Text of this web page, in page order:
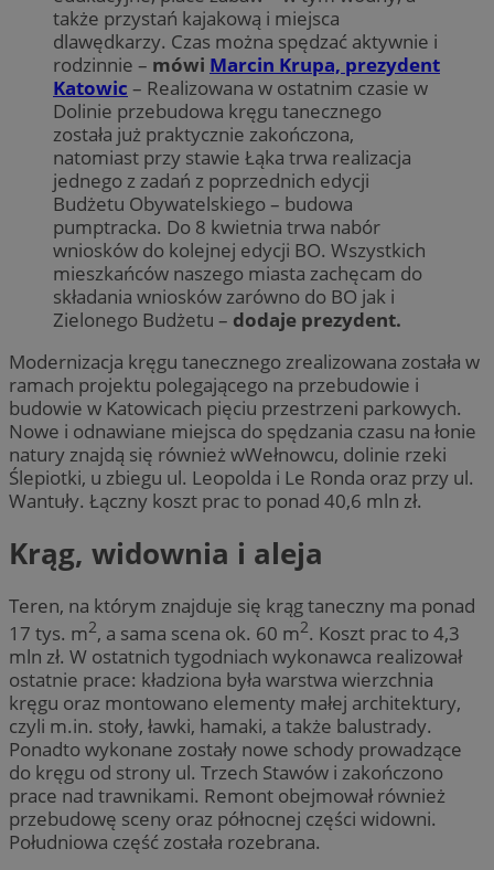
także przystań kajakową i miejsca
dlawędkarzy. Czas można spędzać aktywnie i
rodzinnie – mówi Marcin Krupa, prezydent
Katowic – Realizowana w ostatnim czasie w
Dolinie przebudowa kręgu tanecznego
została już praktycznie zakończona,
natomiast przy stawie Łąka trwa realizacja
jednego z zadań z poprzednich edycji
Budżetu Obywatelskiego – budowa
pumptracka. Do 8 kwietnia trwa nabór
wniosków do kolejnej edycji BO. Wszystkich
mieszkańców naszego miasta zachęcam do
składania wniosków zarówno do BO jak i
Zielonego Budżetu – dodaje prezydent.
Modernizacja kręgu tanecznego zrealizowana została w
ramach projektu polegającego na przebudowie i
budowie w Katowicach pięciu przestrzeni parkowych.
Nowe i odnawiane miejsca do spędzania czasu na łonie
natury znajdą się również wWełnowcu, dolinie rzeki
Ślepiotki, u zbiegu ul. Leopolda i Le Ronda oraz przy ul.
Wantuły. Łączny koszt prac to ponad 40,6 mln zł.
Krąg, widownia i aleja
Teren, na którym znajduje się krąg taneczny ma ponad
17 tys. m2, a sama scena ok. 60 m2. Koszt prac to 4,3
mln zł. W ostatnich tygodniach wykonawca realizował
ostatnie prace: kładziona była warstwa wierzchnia
kręgu oraz montowano elementy małej architektury,
czyli m.in. stoły, ławki, hamaki, a także balustrady.
Ponadto wykonane zostały nowe schody prowadzące
do kręgu od strony ul. Trzech Stawów i zakończono
prace nad trawnikami. Remont obejmował również
przebudowę sceny oraz północnej części widowni.
Południowa część została rozebrana.